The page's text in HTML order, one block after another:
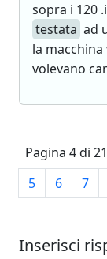
sopra i 120
testata ad
la macchina
volevano
Pagina 4 di 21
5
6 7
Inserisci